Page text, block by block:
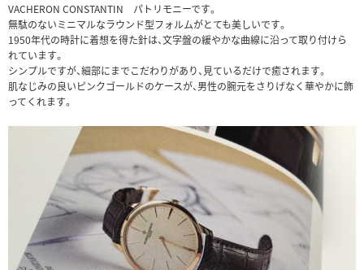
VACHERON CONSTANTIN パトリモニーです。
無駄のないミニマルなラウンド型フォルムがとても美しいです。
1950年代の時計に着想を得た針は、文字盤の緩やかな曲線に沿って取り付けら
れています。
シンプルですが、細部にまでこだわりがあり、見ているだけで癒されます。
肌なじみの良いピンクゴールドのケースが、男性の腕元をさりげなく華やかに飾
ってくれます。